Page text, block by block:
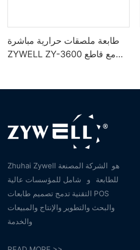
طابعة ملصقات حرارية مباشرة
ZYWELL ZY-3600 مع قاطع
Zhuhai Zywell هو الشركة المصنعة
للطابعة
و
شامل للمؤسسات عالية
التقنية تدمج تصميم طابعات POS
والبحث والتطوير والإنتاج والمبيعات